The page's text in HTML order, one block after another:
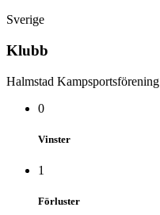
Sverige
Klubb
Halmstad Kampsportsförening
0
Vinster
1
Förluster